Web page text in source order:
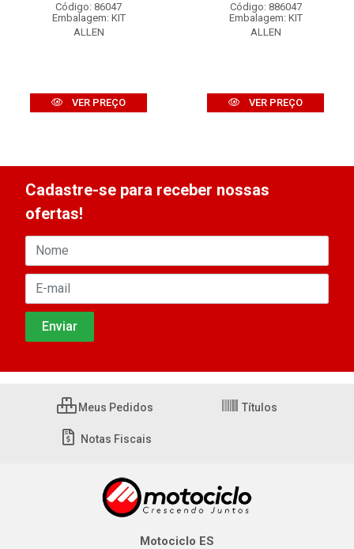
Código: 86047
Embalagem: KIT
ALLEN
VER PREÇO
Código: 886047
Embalagem: KIT
ALLEN
VER PREÇO
Cadastre-se para receber nossas
ofertas!
Meus Pedidos Títulos
Notas Fiscais
Motociclo ES